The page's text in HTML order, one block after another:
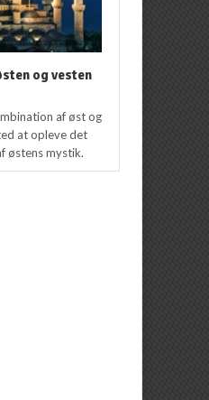
og vesten
af øst og
at opleve det
østens mystik.